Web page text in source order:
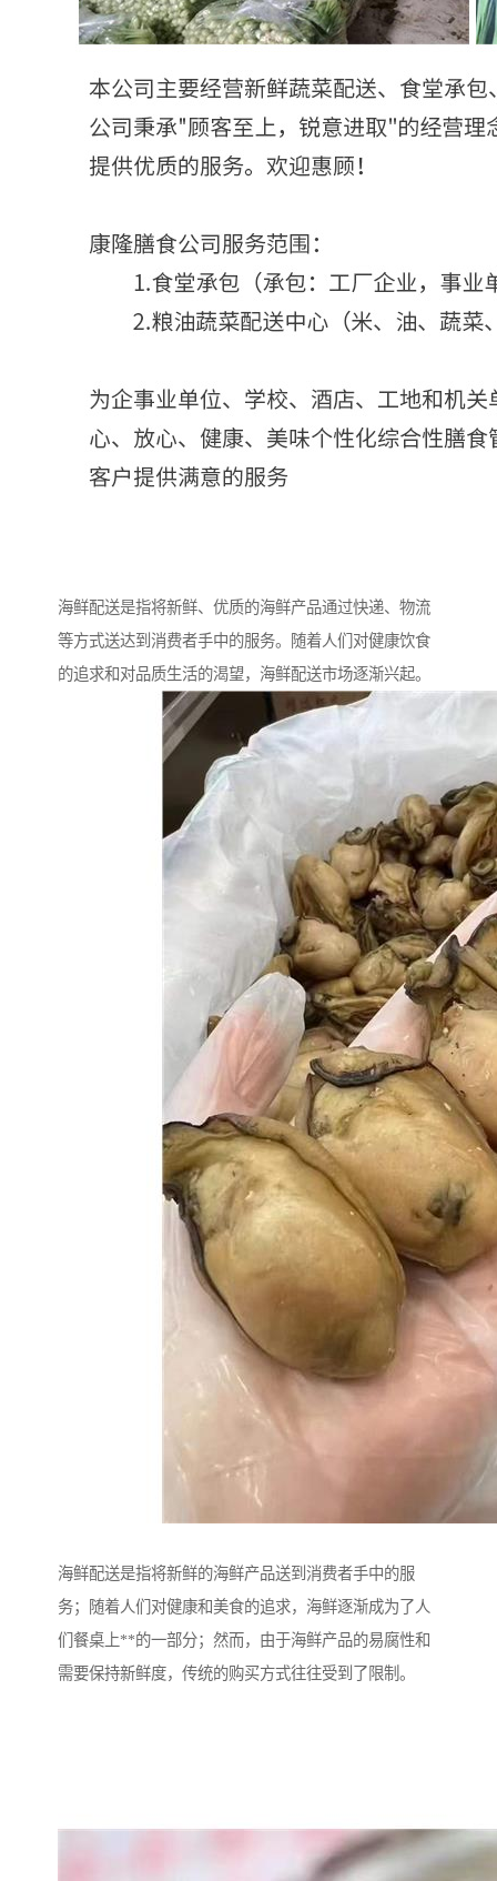
海鲜配送是指将新鲜、优质的海鲜产品通过快递、物流
等方式送达到消费者手中的服务。随着人们对健康饮食
的追求和对品质生活的渴望，海鲜配送市场逐渐兴起。
海鲜配送是指将新鲜的海鲜产品送到消费者手中的服
务；随着人们对健康和美食的追求，海鲜逐渐成为了人
们餐桌上**的一部分；然而，由于海鲜产品的易腐性和
需要保持新鲜度，传统的购买方式往往受到了限制。